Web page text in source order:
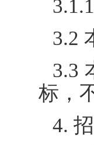
3.2
3.3
标，
4.